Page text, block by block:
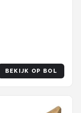
BEKIJK OP BOL